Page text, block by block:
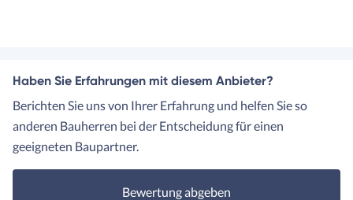
Haben Sie Erfahrungen mit diesem Anbieter?
Berichten Sie uns von Ihrer Erfahrung und helfen Sie so
anderen Bauherren bei der Entscheidung für einen
geeigneten Baupartner.
Bewertung abgeben